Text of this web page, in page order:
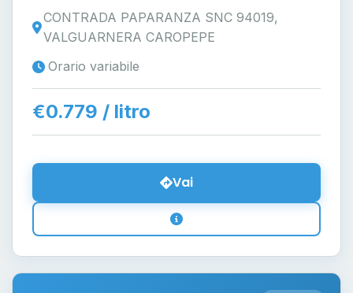
CONTRADA PAPARANZA SNC 94019,
VALGUARNERA CAROPEPE
Orario variabile
€0.779 / litro
Vai